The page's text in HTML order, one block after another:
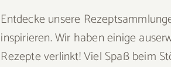
Entdecke unsere
inspirieren. Wir haben einige
Rezepte verlinkt! Viel Spaß beim